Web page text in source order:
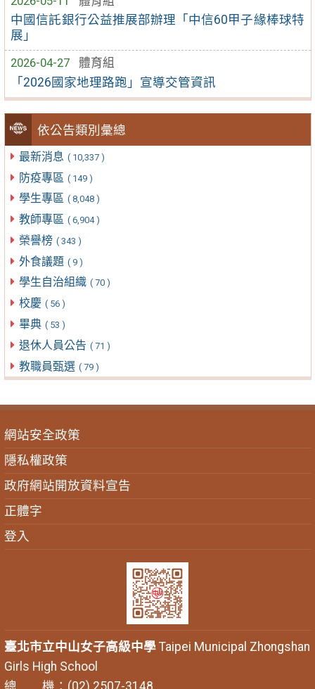
中國信託銀行公益推展部辦理「中信60甲子緣棒球特
展」
2026-04-27
體育組
「2026國家地理路跑」宣導交管資訊
依公告類別彙總
最新消息 ( 10,337 )
防疫專區 ( 149 )
學生專區 ( 8,048 )
教師專區 ( 6,904 )
榮譽榜 ( 343 )
外食議題 ( 9 )
學生自治組織 ( 70 )
校慶 ( 56 )
畢典 ( 53 )
退休人員公告 ( 71 )
教職員甄選 ( 79 )
網站安全政策
隱私權政策
政府網站開放資料宣告
正體字
登入
臺北市立中山女子高級中學Taipei Municipal Zhongshan
Girls High School